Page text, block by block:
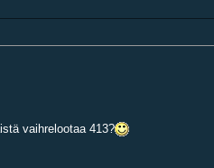
vaihrelootaa 413?